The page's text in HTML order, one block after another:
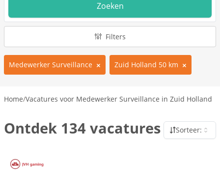
Zoeken
Filters
Medewerker Surveillance Zuid Holland 50 km
Home/Vacatures voor Medewerker Surveillance in Zuid Holland
Ontdek 134 vacatures Sorteer: